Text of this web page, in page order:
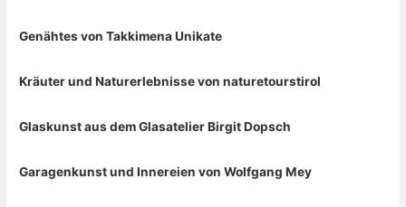
Genähtes von Takkimena Unikate
Kräuter und Naturerlebnisse von naturetourstirol
Glaskunst aus dem Glasatelier Birgit Dopsch
Garagenkunst und Innereien von Wolfgang Mey